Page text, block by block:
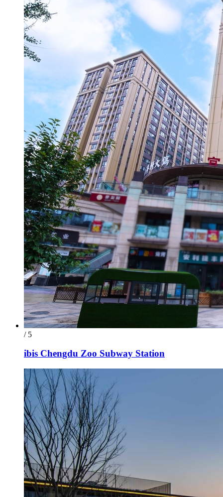
/ 5
ibis Chengdu Zoo Subway Station